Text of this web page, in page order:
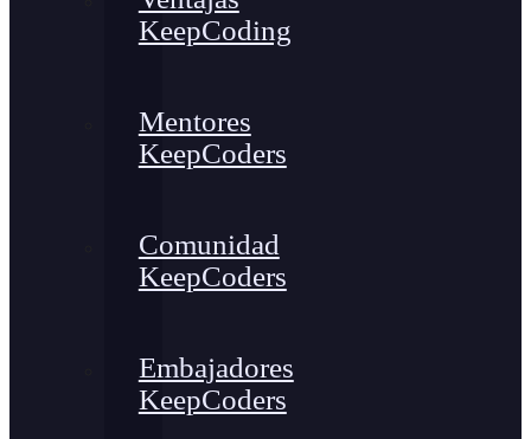
KeepCoding
Mentores
KeepCoders
Comunidad
KeepCoders
Embajadores
KeepCoders